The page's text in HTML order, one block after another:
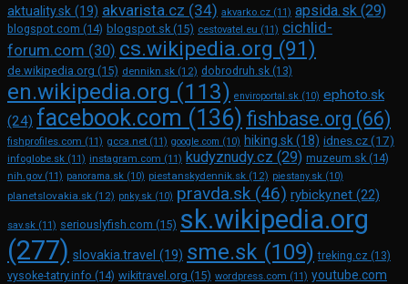
aktuality.sk (19) akvarista.cz (34) akvarko.cz (11) apsida.sk (29)
blogspot.com (14) blogspot.sk (15) cestovatel.eu (11) cichlid-
forum.com (30) cs.wikipedia.org (91)
de.wikipedia.org (15) dennikn.sk (12) dobrodruh.sk (13)
en.wikipedia.org (113) enviroportal.sk (10) ephoto.sk
(24) facebook.com (136) fishbase.org (66)
fishprofiles.com (11) gcca.net (11) google.com (10) hiking.sk(18) idnes.cz(17)
infoglobe.sk (11) instagram.com (11) kudyznudy.cz (29) muzeum.sk (14)
nih.gov (11) panorama.sk (10) piestanskydennik.sk (12) piestany.sk (10)
planetslovakia.sk (12) pnky.sk (10) pravda.sk (46) rybicky.net (22)
sav.sk (11) seriouslyfish.com (15) sk.wikipedia.org
(277) slovakia.travel (19) sme.sk (109) treking.cz (13)
vysoke-tatry.info (14) wikitravel.org (15) wordpress.com (11) youtube.com